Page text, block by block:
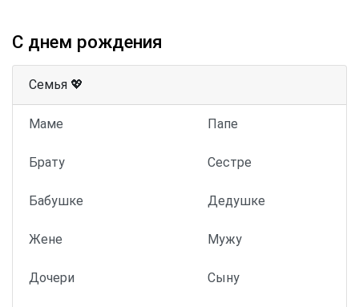
С днем рождения
Семья 💖
Маме Папе
Брату Сестре
Бабушке Дедушке
Жене Мужу
Дочери Сыну